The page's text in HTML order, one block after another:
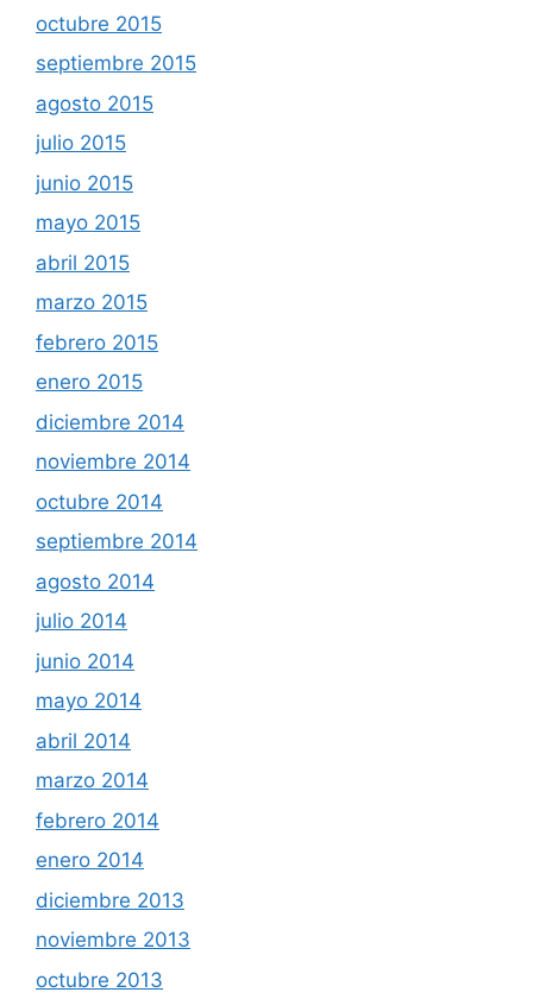
octubre 2015
septiembre 2015
agosto 2015
julio 2015
junio 2015
mayo 2015
abril 2015
marzo 2015
febrero 2015
enero 2015
diciembre 2014
noviembre 2014
octubre 2014
septiembre 2014
agosto 2014
julio 2014
junio 2014
mayo 2014
abril 2014
marzo 2014
febrero 2014
enero 2014
diciembre 2013
noviembre 2013
octubre 2013